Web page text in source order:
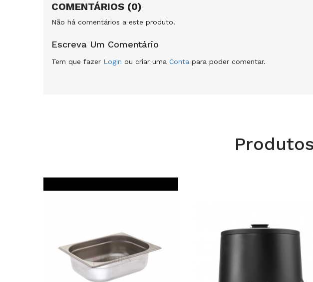
COMENTÁRIOS (0)
Não há comentários a este produto.
Escreva Um Comentário
Tem que fazer Login ou criar uma Conta para poder comentar.